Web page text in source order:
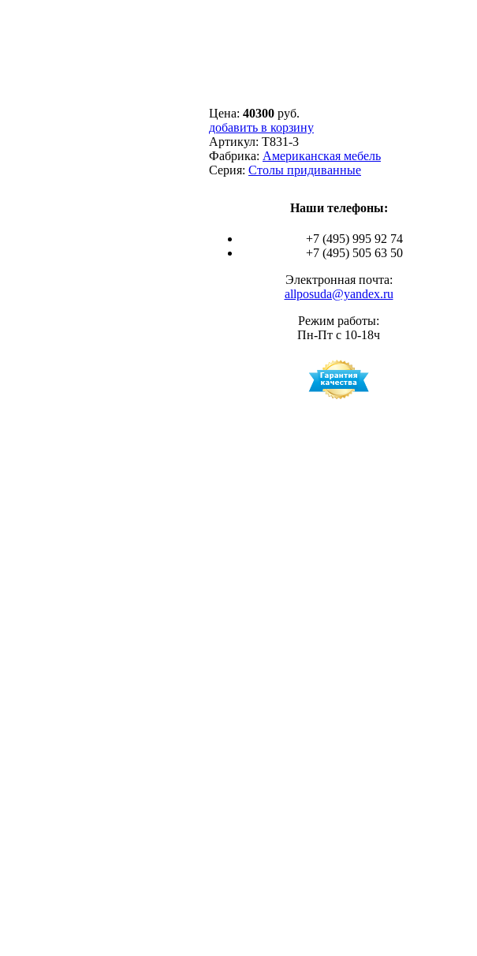
Цена: 40300 руб.
добавить в корзину
Артикул: T831-3
Фабрика: Американская мебель
Серия: Столы придиванные
Наши телефоны:
+7 (495) 995 92 74
+7 (495) 505 63 50
Электронная почта:
allposuda@yandex.ru
Режим работы:
Пн-Пт с 10-18ч